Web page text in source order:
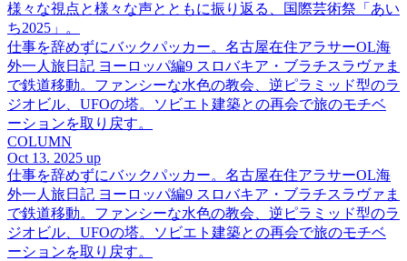
様々な視点と様々な声とともに振り返る、国際芸術祭「あい
ち2025」。
仕事を辞めずにバックパッカー。名古屋在住アラサーOL海
外一人旅日記 ヨーロッパ編9 スロバキア・ブラチスラヴァま
で鉄道移動。ファンシーな水色の教会、逆ピラミッド型のラ
ジオビル、UFOの塔。ソビエト建築との再会で旅のモチベ
ーションを取り戻す。
COLUMN
Oct 13. 2025 up
仕事を辞めずにバックパッカー。名古屋在住アラサーOL海
外一人旅日記 ヨーロッパ編9 スロバキア・ブラチスラヴァま
で鉄道移動。ファンシーな水色の教会、逆ピラミッド型のラ
ジオビル、UFOの塔。ソビエト建築との再会で旅のモチベ
ーションを取り戻す。